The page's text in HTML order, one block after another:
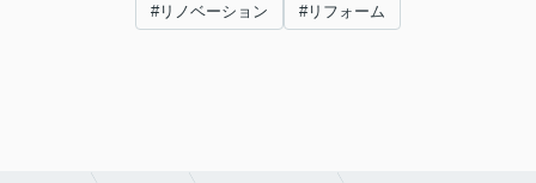
#リノベーション #リフォーム